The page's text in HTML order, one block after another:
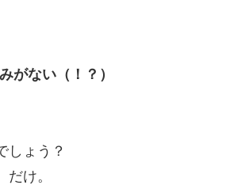
がない（！？）
しょう？
け。